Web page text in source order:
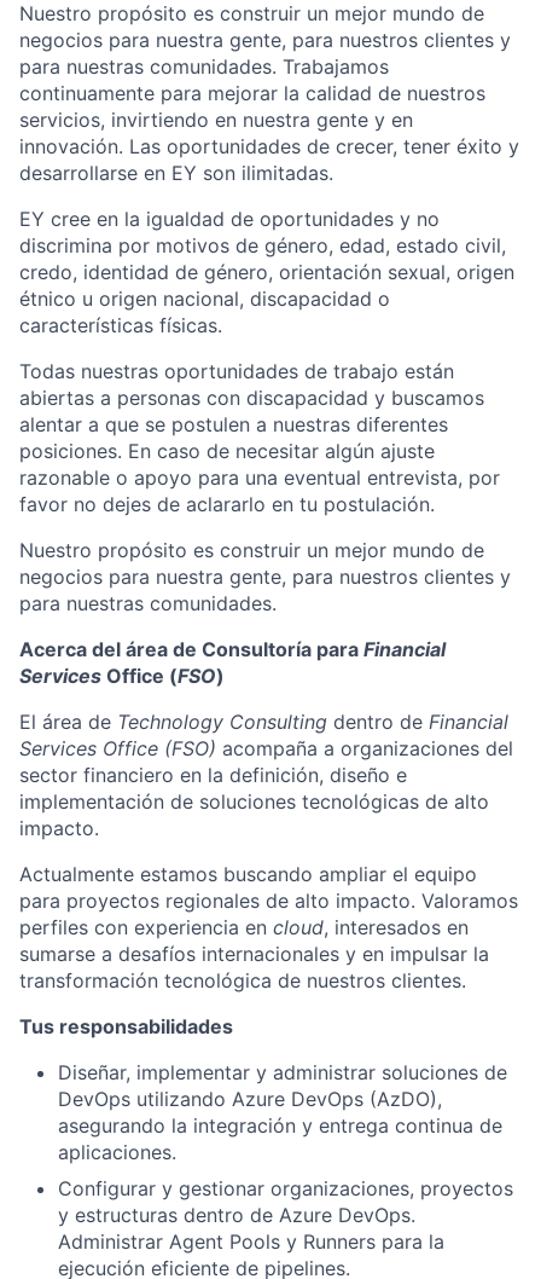
Nuestro propósito es construir un mejor mundo de
negocios para nuestra gente, para nuestros clientes y
para nuestras comunidades. Trabajamos
continuamente para mejorar la calidad de nuestros
servicios, invirtiendo en nuestra gente y en
innovación. Las oportunidades de crecer, tener éxito y
desarrollarse en EY son ilimitadas.
EY cree en la igualdad de oportunidades y no
discrimina por motivos de género, edad, estado civil,
credo, identidad de género, orientación sexual, origen
étnico u origen nacional, discapacidad o
características físicas.
Todas nuestras oportunidades de trabajo están
abiertas a personas con discapacidad y buscamos
alentar a que se postulen a nuestras diferentes
posiciones. En caso de necesitar algún ajuste
razonable o apoyo para una eventual entrevista, por
favor no dejes de aclararlo en tu postulación.
Nuestro propósito es construir un mejor mundo de
negocios para nuestra gente, para nuestros clientes y
para nuestras comunidades.
Acerca del área de Consultoría para Financial
Services Office (FSO)
El área de Technology Consulting dentro de Financial
Services Office (FSO) acompaña a organizaciones del
sector financiero en la definición, diseño e
implementación de soluciones tecnológicas de alto
impacto.
Actualmente estamos buscando ampliar el equipo
para proyectos regionales de alto impacto. Valoramos
perfiles con experiencia en cloud, interesados en
sumarse a desafíos internacionales y en impulsar la
transformación tecnológica de nuestros clientes.
Tus responsabilidades
Diseñar, implementar y administrar soluciones de
DevOps utilizando Azure DevOps (AzDO),
asegurando la integración y entrega continua de
aplicaciones.
Configurar y gestionar organizaciones, proyectos
y estructuras dentro de Azure DevOps.
Administrar Agent Pools y Runners para la
ejecución eficiente de pipelines.